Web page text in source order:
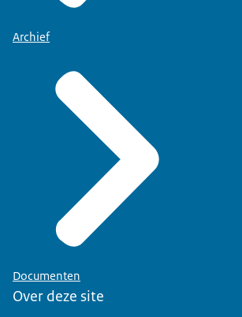
Archief
Documenten
Over deze site